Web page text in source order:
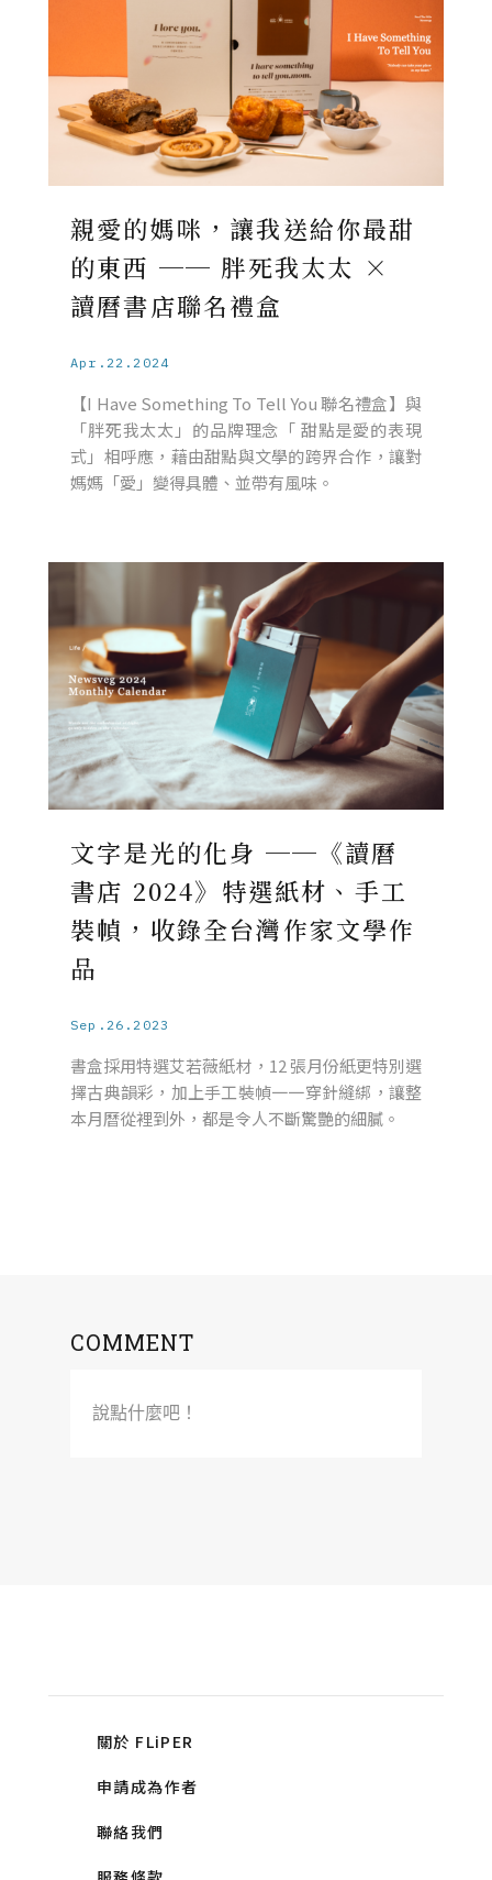
親愛的媽咪，讓我送給你最甜
的東西 ── 胖死我太太 ×
讀曆書店聯名禮盒
Apr.22.2024
【I Have Something To Tell You 聯名禮盒】與
「胖死我太太」的品牌理念「 甜點是愛的表現
式」相呼應，藉由甜點與文學的跨界合作，讓對
媽媽「愛」變得具體、並帶有風味。
文字是光的化身 ──《讀曆
書店 2024》特選紙材、手工
裝幀，收錄全台灣作家文學作
品
Sep.26.2023
書盒採用特選艾若薇紙材，12 張月份紙更特別選
擇古典韻彩，加上手工裝幀一一穿針縫綁，讓整
本月曆從裡到外，都是令人不斷驚艷的細膩。
COMMENT
說點什麼吧！
關於 FLiPER
申請成為作者
聯絡我們